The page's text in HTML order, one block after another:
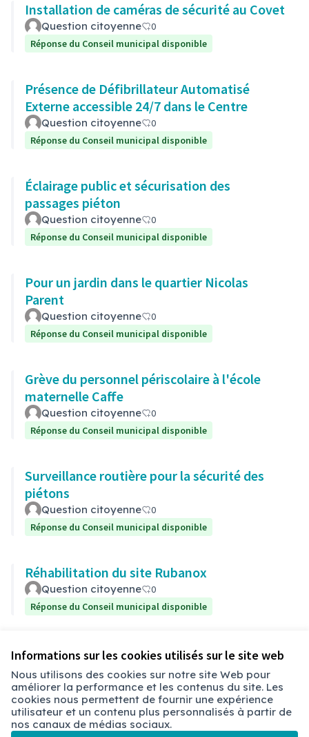
Informations sur les cookies utilisés sur le site web
Nous utilisons des cookies sur notre site Web pour
améliorer la performance et les contenus du site. Les
cookies nous permettent de fournir une expérience
utilisateur et un contenu plus personnalisés à partir de
nos canaux de médias sociaux.
Installation de caméras de sécurité au Covet
Question citoyenne
0
Réponse du Conseil municipal disponible
Présence de Défibrillateur Automatisé
Externe accessible 24/7 dans le Centre
Question citoyenne
0
Réponse du Conseil municipal disponible
Éclairage public et sécurisation des
passages piéton
Question citoyenne
0
Réponse du Conseil municipal disponible
Pour un jardin dans le quartier Nicolas
Parent
Question citoyenne
0
Réponse du Conseil municipal disponible
Grève du personnel périscolaire à l'école
maternelle Caffe
Question citoyenne
0
Réponse du Conseil municipal disponible
Surveillance routière pour la sécurité des
piétons
Question citoyenne
0
Réponse du Conseil municipal disponible
Réhabilitation du site Rubanox
Question citoyenne
0
Réponse du Conseil municipal disponible
Conditions d'utilisation
Paramètres des cookies
Chambéry sur X
Chambéry sur Facebook
Chambéry sur Instagram